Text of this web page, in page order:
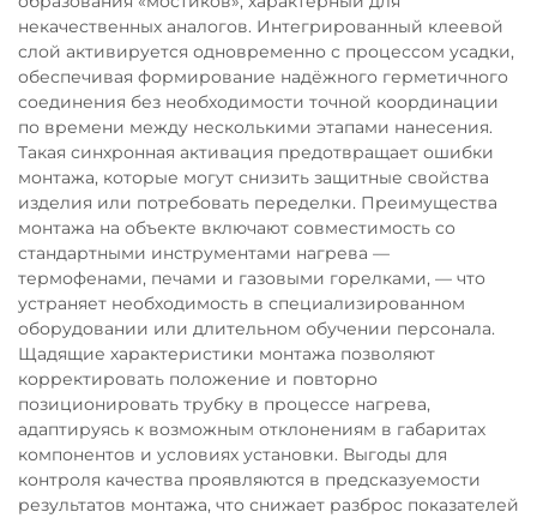
некачественных аналогов. Интегрированный клеевой
слой активируется одновременно с процессом усадки,
обеспечивая формирование надёжного герметичного
соединения без необходимости точной координации
по времени между несколькими этапами нанесения.
Такая синхронная активация предотвращает ошибки
монтажа, которые могут снизить защитные свойства
изделия или потребовать переделки. Преимущества
монтажа на объекте включают совместимость со
стандартными инструментами нагрева —
термофенами, печами и газовыми горелками, — что
устраняет необходимость в специализированном
оборудовании или длительном обучении персонала.
Щадящие характеристики монтажа позволяют
корректировать положение и повторно
позиционировать трубку в процессе нагрева,
адаптируясь к возможным отклонениям в габаритах
компонентов и условиях установки. Выгоды для
контроля качества проявляются в предсказуемости
результатов монтажа, что снижает разброс показателей